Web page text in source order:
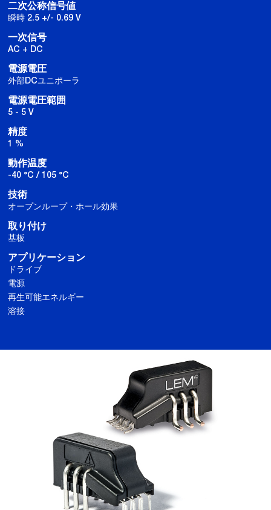
二次公称信号値
瞬時 2.5 +/- 0.69 V
一次信号
AC + DC
電源電圧
外部DCユニポーラ
電源電圧範囲
5 - 5 V
精度
1 %
動作温度
-40 °C / 105 °C
技術
オープンループ・ホール効果
取り付け
基板
アプリケーション
ドライブ
電源
再生可能エネルギー
溶接